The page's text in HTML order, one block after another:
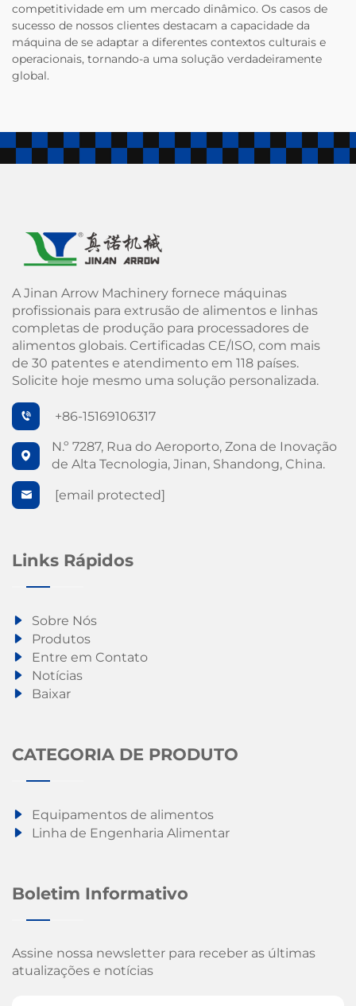
competitividade em um mercado dinâmico. Os casos de
sucesso de nossos clientes destacam a capacidade da
máquina de se adaptar a diferentes contextos culturais e
operacionais, tornando-a uma solução verdadeiramente
global.
A Jinan Arrow Machinery fornece máquinas
profissionais para extrusão de alimentos e linhas
completas de produção para processadores de
alimentos globais. Certificadas CE/ISO, com mais
de 30 patentes e atendimento em 118 países.
Solicite hoje mesmo uma solução personalizada.
+86-15169106317
N.º 7287, Rua do Aeroporto, Zona de Inovação
de Alta Tecnologia, Jinan, Shandong, China.
[email protected]
Links Rápidos
Sobre Nós
Produtos
Entre em Contato
Notícias
Baixar
CATEGORIA DE PRODUTO
Equipamentos de alimentos
Linha de Engenharia Alimentar
Boletim Informativo
Assine nossa newsletter para receber as últimas
atualizações e notícias